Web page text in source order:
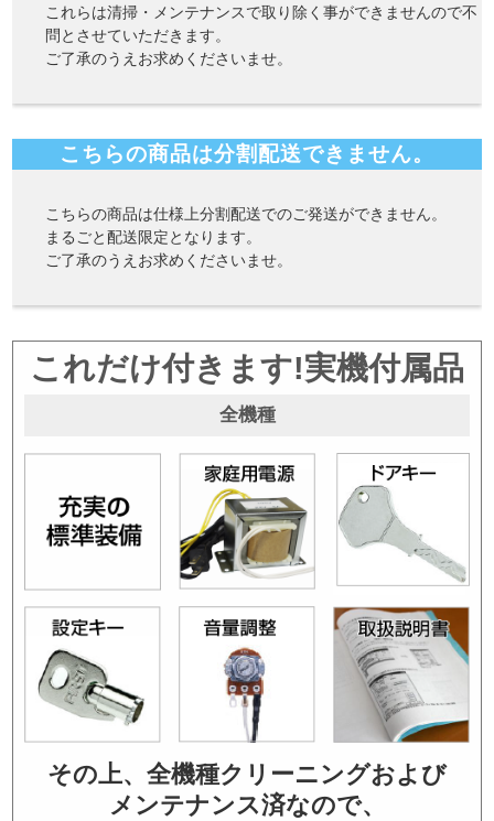
これらは清掃・メンテナンスで取り除く事ができませんので不
問とさせていただきます。
ご了承のうえお求めくださいませ。
こちらの商品は分割配送できません。
こちらの商品は仕様上分割配送でのご発送ができません。
まるごと配送限定となります。
ご了承のうえお求めくださいませ。
これだけ付きます!実機付属品
全機種
その上、全機種クリーニングおよび
メンテナンス済なので、